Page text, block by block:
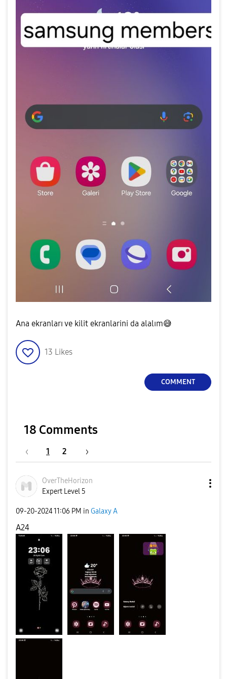
Ana ekranları ve kilit ekranlarini da alalım😅
13 Likes
COMMENT
18 Comments
1 2
OverTheHorizon
Expert Level 5
‎09-20-202411:06 PM in Galaxy A
A24